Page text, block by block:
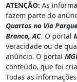
ATENÇÃO: As
fazem parte do
Quartos no Via
Branco, AC. O portal
veracidade ou de
anúncio. O portal
conteúdo, que foi
Todas as